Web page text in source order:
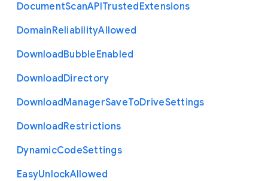
DocumentScanAPITrustedExtensions
DomainReliabilityAllowed
DownloadBubbleEnabled
DownloadDirectory
DownloadManagerSaveToDriveSettings
DownloadRestrictions
DynamicCodeSettings
EasyUnlockAllowed